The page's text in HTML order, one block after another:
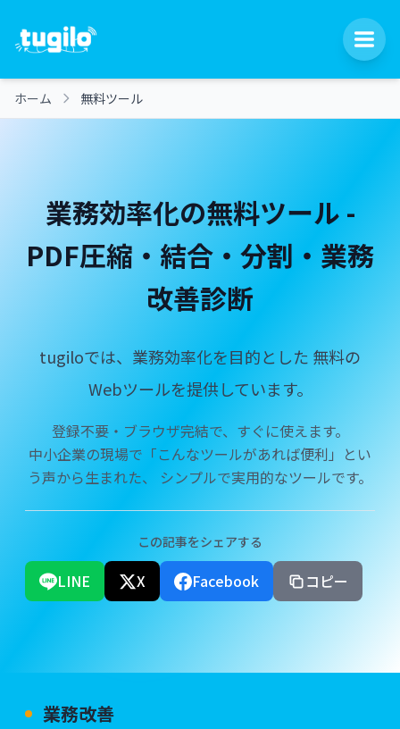
ホーム 無料ツール
業務効率化の無料ツール -
PDF圧縮・結合・分割・業務
改善診断
tugiloでは、業務効率化を目的とした 無料の
Webツールを提供しています。
登録不要・ブラウザ完結で、すぐに使えます。
中小企業の現場で「こんなツールがあれば便利」とい
う声から生まれた、
シンプルで実用的なツールです。
この記事をシェアする
LINE X Facebook コピー
業務改善